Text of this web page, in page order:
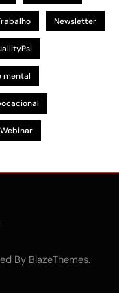
Newsletter
mental
Webinar
By BlazeThemes.